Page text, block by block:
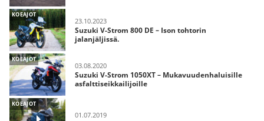
KOEAJOT
23.10.2023
Suzuki V-Strom 800 DE – Ison tohtorin
jalanjäljissä.
KOEAJOT
03.08.2020
Suzuki V-Strom 1050XT – Mukavuudenhaluisille
asfalttiseikkailijoille
KOEAJOT
01.07.2019